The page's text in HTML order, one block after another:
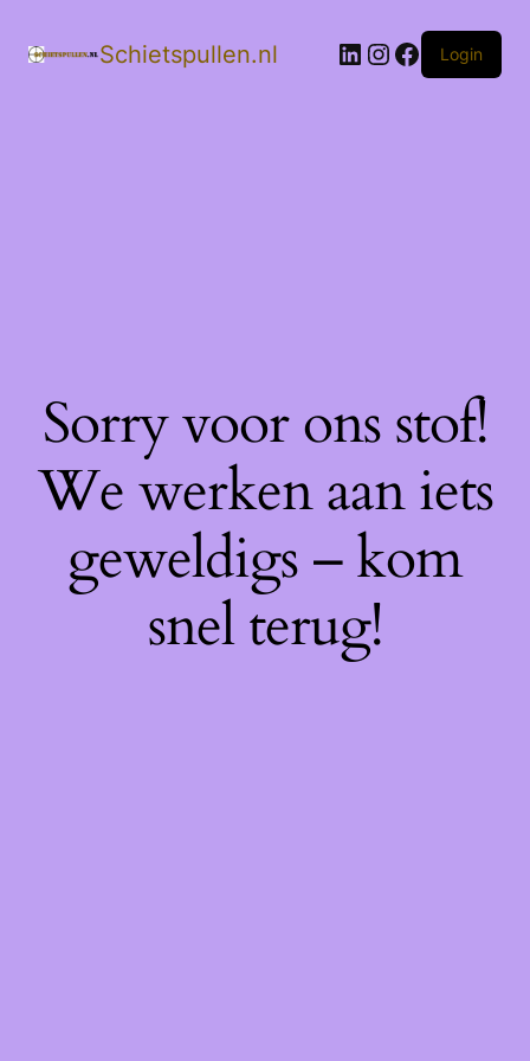
Schietspullen.nl LinkedIn
Instagram
Facebook
Login
Sorry voor ons stof!
We werken aan iets
geweldigs – kom
snel terug!